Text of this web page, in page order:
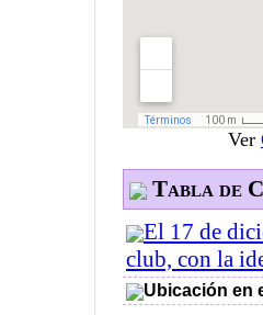
Ver
Tabla de
El 17 de
club, con la
Ubicación en